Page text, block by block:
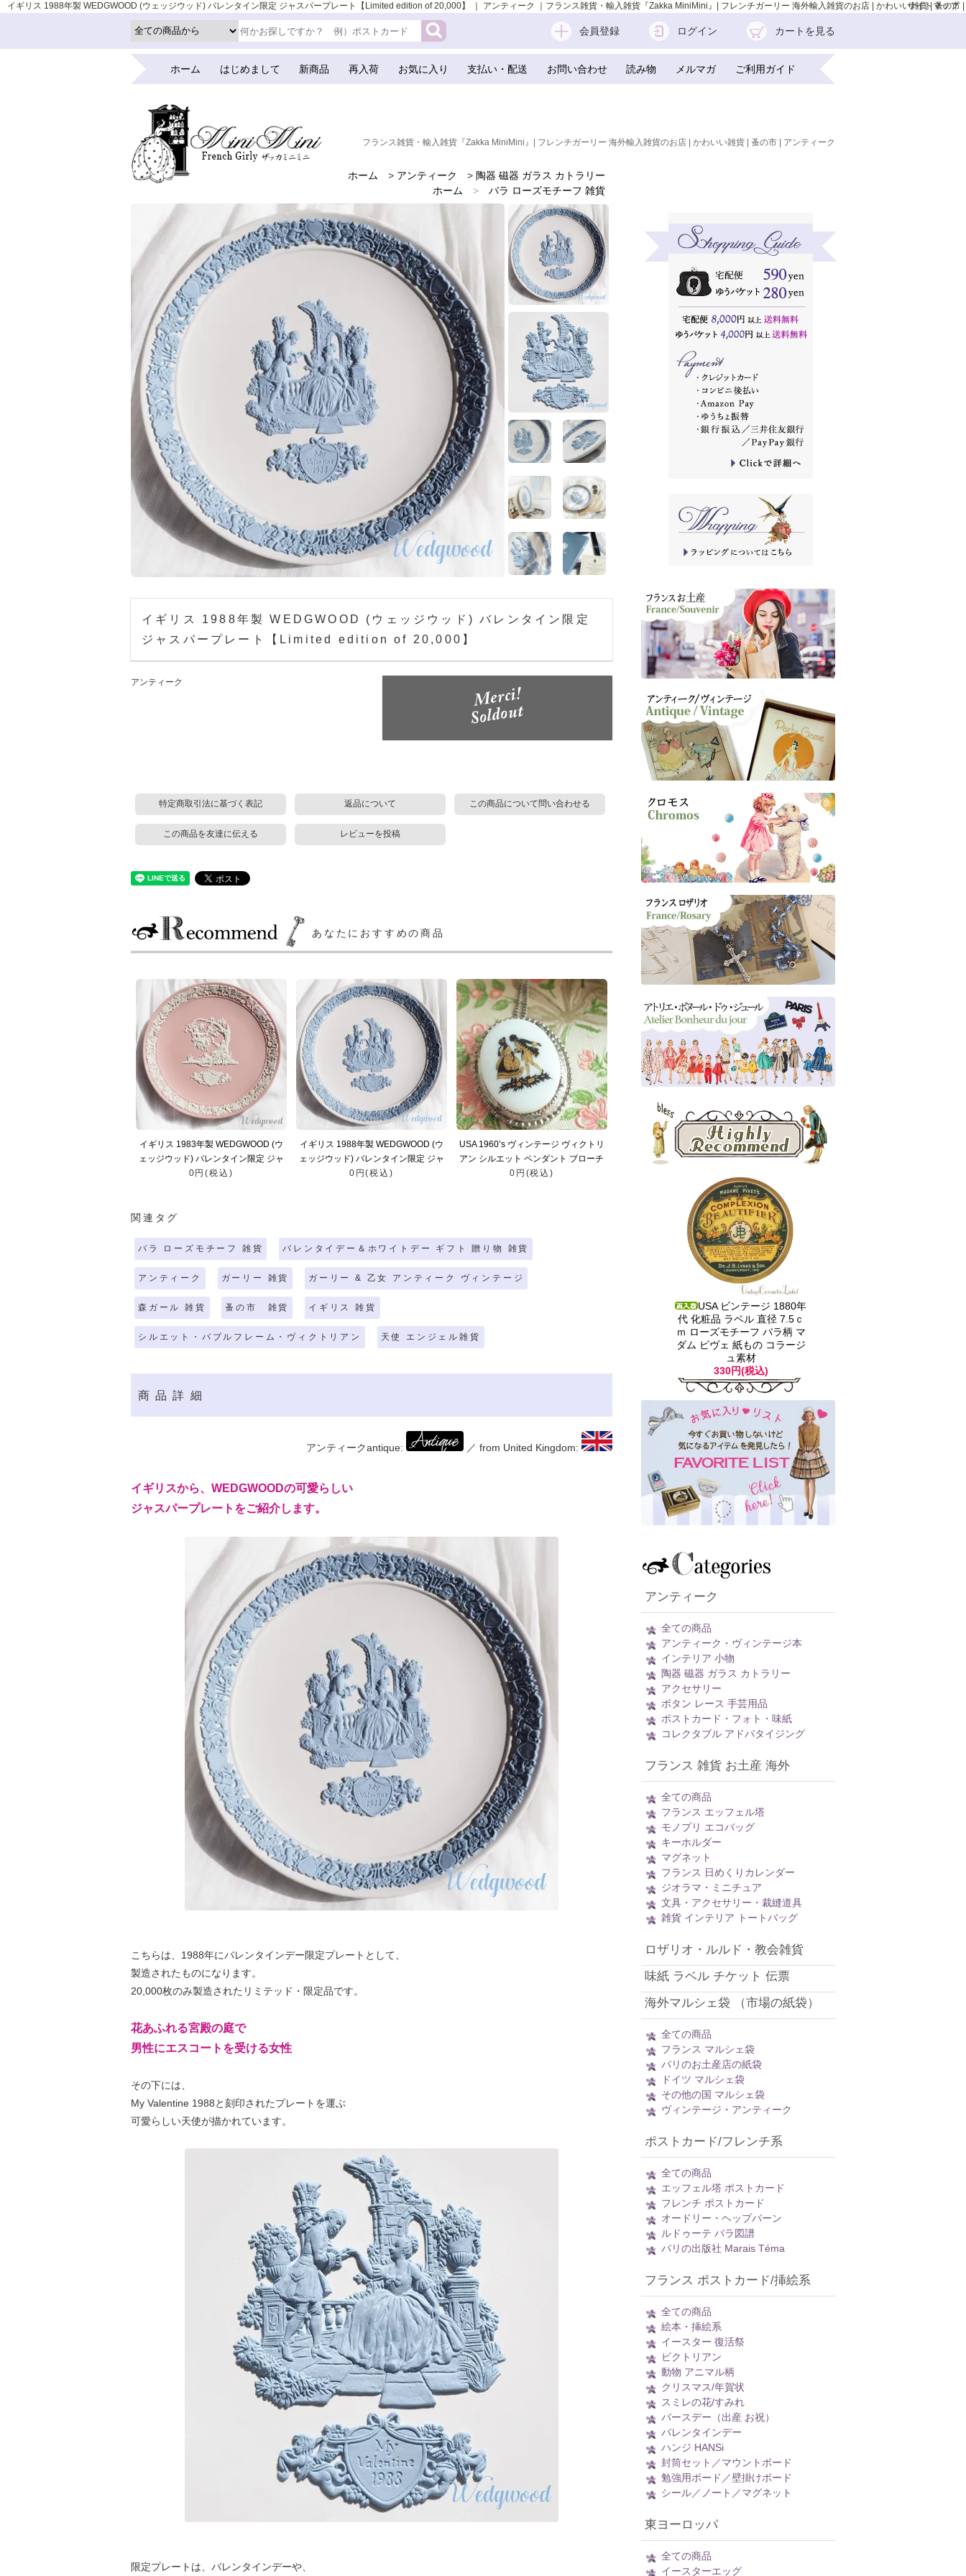
イギリス 1988年製 WEDGWOOD (ウェッジウッド) バレンタイン限定 ジャスパープレート【Limited edition of 20,000】 ｜ アンティーク ｜フランス雑貨・輸入雑貨『Zakka MiniMini』| フレンチガーリー 海外輸入雑貨のお店 | かわいい雑貨 | 蚤の市 |
サイトマップ
会員登録 ログイン カートを見る
ホーム はじめまして 新商品 再入荷 お気に入り 支払い・配送 お問い合わせ 読み物 メルマガ ご利用ガイド
フランス雑貨・輸入雑貨『Zakka MiniMini』| フレンチガーリー 海外輸入雑貨のお店 | かわいい雑貨 | 蚤の市 | アンティーク
ホーム > アンティーク > 陶器 磁器 ガラス カトラリー
ホーム
>
バラ ローズモチーフ 雑貨
ホーム
>
バレンタイデー＆ホワイトデー ギフト 贈り物 雑貨
ホーム
>
アンティーク
ホーム
ガーリー 雑貨
ホーム
>
ガーリー & 乙女 アンティーク ヴィンテージ
ホーム
森ガール 雑貨
ホーム
>
蚤の市 雑貨
>
イギリス 雑貨
シルエット・バブルフレーム・ヴィクトリアン
ホーム
天使 エンジェル雑貨
イギリス 1988年製 WEDGWOOD (ウェッジウッド) バレンタイン限定
ジャスパープレート【Limited edition of 20,000】
アンティーク
特定商取引法に基づく表記 返品について この商品について問い合わせる
この商品を友達に伝える レビューを投稿
あなたにおすすめの商品
イギリス 1983年製 WEDGWOOD (ウ
ェッジウッド) バレンタイン限定 ジャ
スパープレート【Limited edition of
0円(税込)
イギリス 1988年製 WEDGWOOD (ウ
ェッジウッド) バレンタイン限定 ジャ
スパープレート【Limited edition of
0円(税込)
USA 1960’s ヴィンテージ ヴィクトリ
アン シルエット ペンダント ブローチ
【timidite～恥じらい】
0円(税込)
関連タグ
バラ ローズモチーフ 雑貨 バレンタイデー＆ホワイトデー ギフト 贈り物 雑貨
アンティーク ガーリー 雑貨 ガーリー & 乙女 アンティーク ヴィンテージ
森ガール 雑貨 蚤の市 雑貨 イギリス 雑貨
シルエット・バブルフレーム・ヴィクトリアン 天使 エンジェル雑貨
商品詳細
アンティークantique: ／ from United Kingdom:
イギリスから、WEDGWOODの可愛らしい
ジャスパープレートをご紹介します。
こちらは、1988年にバレンタインデー限定プレートとして、
製造されたものになります。
20,000枚のみ製造されたリミテッド・限定品です。
花あふれる宮殿の庭で
男性にエスコートを受ける女性
その下には、
My Valentine 1988と刻印されたプレートを運ぶ
可愛らしい天使が描かれています。
限定プレートは、バレンタインデーや、
USA ビンテージ 1880年
代 化粧品 ラベル 直径 7.5ｃ
ｍ ローズモチーフ バラ柄 マ
ダム ピヴェ 紙もの コラージ
ュ素材
330円(税込)
アンティーク
全ての商品
アンティーク・ヴィンテージ本
インテリア 小物
陶器 磁器 ガラス カトラリー
アクセサリー
ボタン レース 手芸用品
ポストカード・フォト・味紙
コレクタブル アドバタイジング
フランス 雑貨 お土産 海外
全ての商品
フランス エッフェル塔
モノプリ エコバッグ
キーホルダー
マグネット
フランス 日めくりカレンダー
ジオラマ・ミニチュア
文具・アクセサリー・裁縫道具
雑貨 インテリア トートバッグ
ロザリオ・ルルド・教会雑貨
味紙 ラベル チケット 伝票
海外マルシェ袋 （市場の紙袋）
全ての商品
フランス マルシェ袋
パリのお土産店の紙袋
ドイツ マルシェ袋
その他の国 マルシェ袋
ヴィンテージ・アンティーク
ポストカード/フレンチ系
全ての商品
エッフェル塔 ポストカード
フレンチ ポストカード
オードリー・ヘップバーン
ルドゥーテ バラ図譜
パリの出版社 Marais Téma
フランス ポストカード/挿絵系
全ての商品
絵本・挿絵系
イースター 復活祭
ビクトリアン
動物 アニマル柄
クリスマス/年賀状
スミレの花/すみれ
バースデー（出産 お祝）
バレンタインデー
ハンジ HANSi
封筒セット／マウントボード
勉強用ボード／壁掛けボード
シール／ノート／マグネット
東ヨーロッパ
全ての商品
イースターエッグ